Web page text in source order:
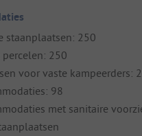
staanplaatsen: 250
percelen: 250
voor vaste kampeerders:
98
met sanitaire